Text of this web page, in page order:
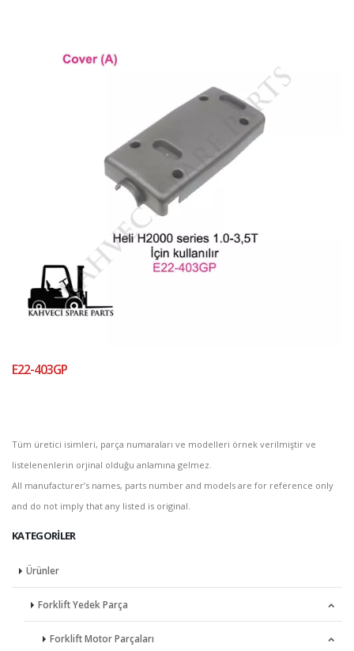
E22-403GP
Tüm üretici isimleri, parça numaraları ve modelleri örnek verilmiştir ve
listelenenlerin orjinal olduğu anlamına gelmez.
All manufacturer’s names, parts number and models are for reference only
and do not imply that any listed is original.
KATEGORILER
Ürünler
Forklift Yedek Parça
Forklift Motor Parçaları